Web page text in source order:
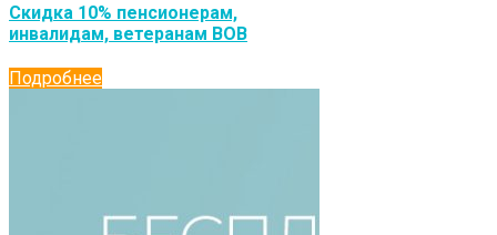
Скидка 10% пенсионерам,
инвалидам, ветеранам ВОВ
Подробнее